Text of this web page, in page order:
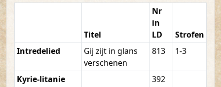
Titel
Nr
in
LD
Strofen
Intredelied
Gij zijt in glans
verschenen
813 1-3
Kyrie-litanie
392